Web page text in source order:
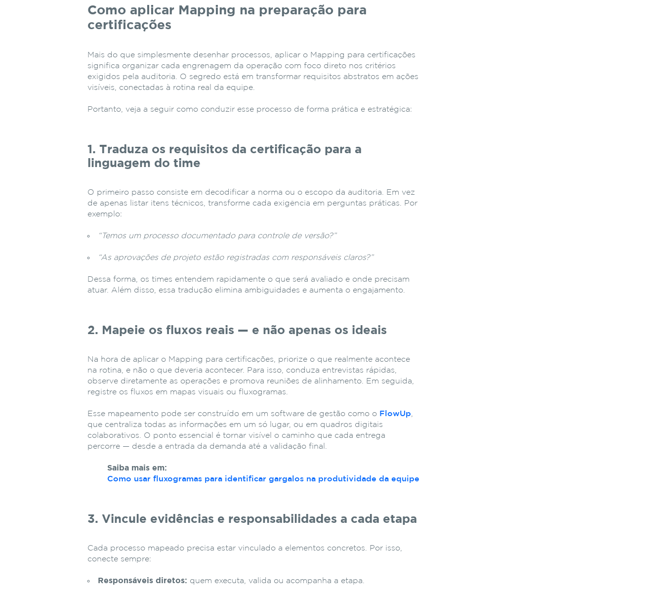
Como aplicar Mapping na preparação para
certificações
Mais do que simplesmente desenhar processos, aplicar o Mapping para certificações
significa organizar cada engrenagem da operação com foco direto nos critérios
exigidos pela auditoria. O segredo está em transformar requisitos abstratos em ações
visíveis, conectadas à rotina real da equipe.
Portanto, veja a seguir como conduzir esse processo de forma prática e estratégica:
1. Traduza os requisitos da certificação para a
linguagem do time
O primeiro passo consiste em decodificar a norma ou o escopo da auditoria. Em vez
de apenas listar itens técnicos, transforme cada exigência em perguntas práticas. Por
exemplo:
“Temos um processo documentado para controle de versão?”
“As aprovações de projeto estão registradas com responsáveis claros?”
Dessa forma, os times entendem rapidamente o que será avaliado e onde precisam
atuar. Além disso, essa tradução elimina ambiguidades e aumenta o engajamento.
2. Mapeie os fluxos reais — e não apenas os ideais
Na hora de aplicar o Mapping para certificações, priorize o que realmente acontece
na rotina, e não o que deveria acontecer. Para isso, conduza entrevistas rápidas,
observe diretamente as operações e promova reuniões de alinhamento. Em seguida,
registre os fluxos em mapas visuais ou fluxogramas.
Esse mapeamento pode ser construído em um software de gestão como o FlowUp,
que centraliza todas as informações em um só lugar, ou em quadros digitais
colaborativos. O ponto essencial é tornar visível o caminho que cada entrega
percorre — desde a entrada da demanda até a validação final.
Saiba mais em:
Como usar fluxogramas para identificar gargalos na produtividade da equipe
3. Vincule evidências e responsabilidades a cada etapa
Cada processo mapeado precisa estar vinculado a elementos concretos. Por isso,
conecte sempre:
Responsáveis diretos: quem executa, valida ou acompanha a etapa.